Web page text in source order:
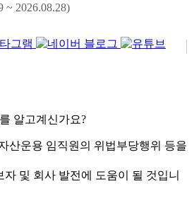
~ 2026.08.28)
를 알고계신가요?
산운용 임직원의 위법부당행위 등을
및 회사 발전에 도움이 될 것입니